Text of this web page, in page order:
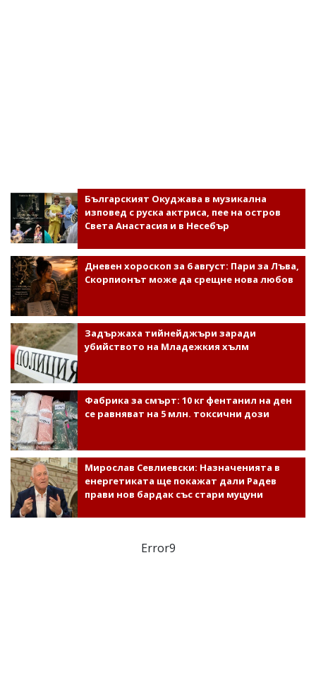
Българският Окуджава в музикална
изповед с руска актриса, пее на остров
Света Анастасия и в Несебър
Дневен хороскоп за 6 август: Пари за Лъва,
Скорпионът може да срещне нова любов
Задържаха тийнейджъри заради
убийството на Младежкия хълм
Фабрика за смърт: 10 кг фентанил на ден
се равняват на 5 млн. токсични дози
Мирослав Севлиевски: Назначенията в
енергетиката ще покажат дали Радев
прави нов бардак със стари муцуни
Error9